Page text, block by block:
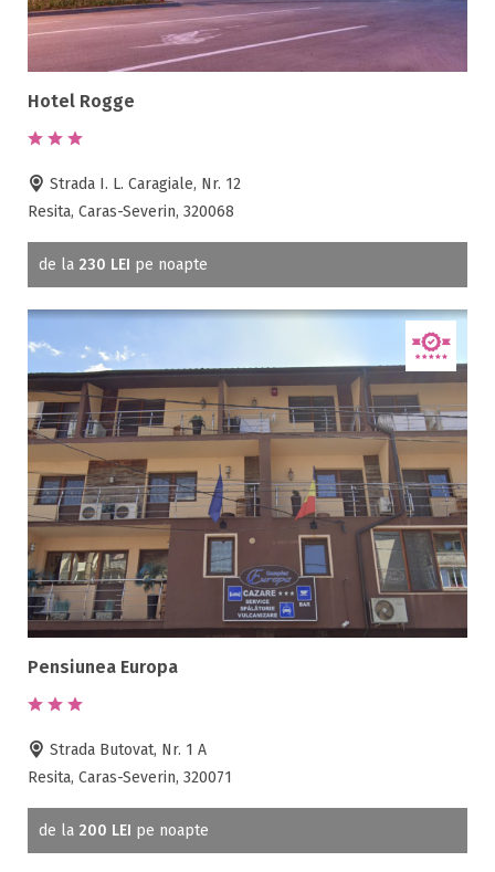
Hotel Rogge
Strada I. L. Caragiale, Nr. 12
Resita, Caras-Severin, 320068
de la 230 LEI pe noapte
Pensiunea Europa
Strada Butovat, Nr. 1 A
Resita, Caras-Severin, 320071
de la 200 LEI pe noapte